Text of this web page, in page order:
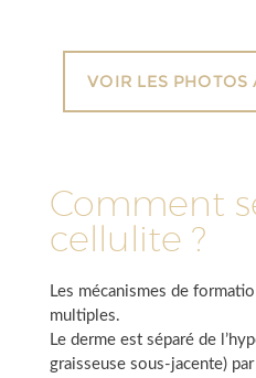
VOIR LES PHOTOS
Comment
cellulite ?
Les mécanismes de
multiples.
Le derme est séparé de
graisseuse sous-jacente)